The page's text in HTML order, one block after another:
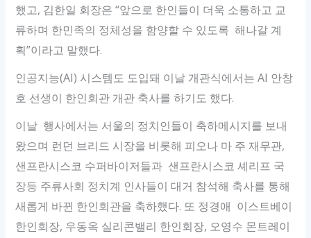
했고, 김한일 회장은 “앞으로 한인들이 더욱 소통하고 교
류하며 한민족의 정체성을 함양할 수 있도록 해나갈 계
획”이라고 말했다.
인공지능(AI) 시스템도 도입돼 이날 개관식에서는 AI 안창
호 선생이 한인회관 개관 축사를 하기도 했다.
이날 행사에서는 서울의 정치인들이 축하메시지를 보내
왔으며 런던 브리드 시장을 비롯해 피오나 마 주 재무관,
샌프란시스코 수퍼바이저들과 샌프란시스코 셰리프 국
장등 주류사회 정치계 인사들이 대거 참석해 축사를 통해
새롭게 바뀐 한인회관을 축하했다. 또 정경애 이스트베이
한인회장, 우동옥 실리콘밸리 한인회장, 오영수 몬트레이